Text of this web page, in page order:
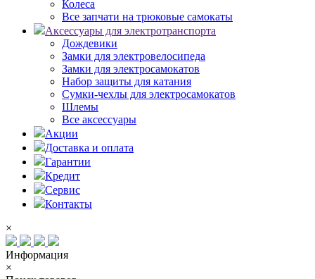
Колеса
Все запчати на трюковые самокаты
Аксессуары для электротранспорта
Дождевики
Замки для электровелосипеда
Замки для электросамокатов
Набор защиты для катания
Сумки-чехлы для электросамокатов
Шлемы
Все аксессуары
Акции
Доставка и оплата
Гарантии
Кредит
Сервис
Контакты
×
Информация
×